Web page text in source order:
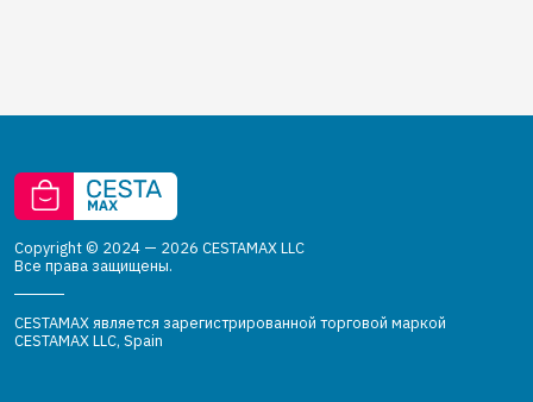
Copyright © 2024 — 2026 CESTAMAX LLC
Все права защищены.
CESTAMAX является зарегистрированной торговой маркой
CESTAMAX LLC, Spain